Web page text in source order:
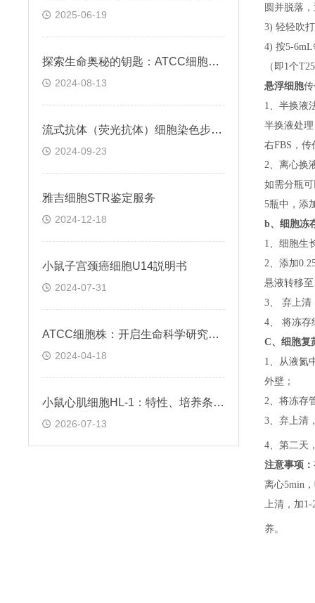
2025-06-19
探索生命奥秘的钥匙：ATCC细胞株的科学之旅
2024-08-13
流式抗体（荧光抗体）细胞染色步骤与注意事项
2024-09-23
雅吉细胞STR鉴定服务
2024-12-18
小鼠子宫颈癌细胞U14説明书
2024-07-31
ATCC细胞株：开启生命科学研究的钥匙
2024-04-18
小鼠心肌细胞HL-1：特性、培养条件与科研应用场景解析
2026-07-13
圆并脱落
3) 轻轻吹
4) 按5-
（即1个
悬浮细胞
1、半换液
半换液处
右FBS，
2、离心换
如需分瓶
5瓶中，添
b、 细胞冻
1、细胞生
2、添加
悬液转移
3、 弃上清
4、 将冻存
C、 细胞复
1、 从液氮
外壁；
2、 将冻存
3、 弃上清
4、 第二天
注意事项：
离心5min，
上清，加1-
养。